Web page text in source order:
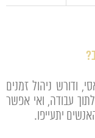
ודורש ניהול זמנים
עבודה, ואי אפשר